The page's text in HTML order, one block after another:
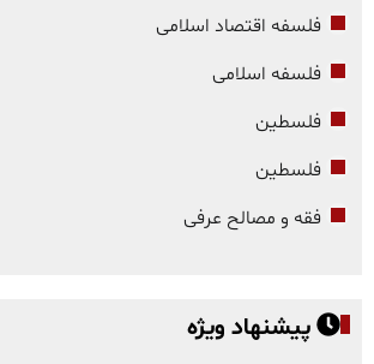
فلسفه اقتصاد اسلامی
فلسفه اسلامی
فلسطین
فلسطین
فقه و مصالح عرفی
پیشنهاد ویژه